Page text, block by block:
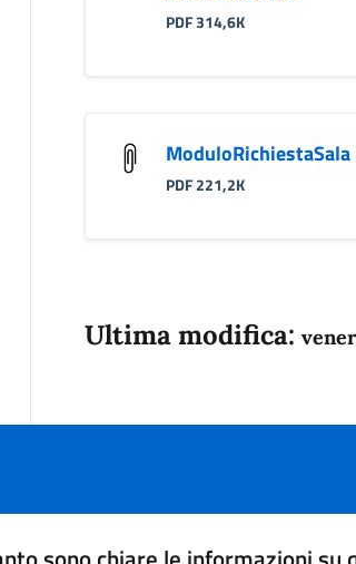
PDF 314,6K
ModuloRichiestaSala
PDF 221,2K
Ultima modifica: